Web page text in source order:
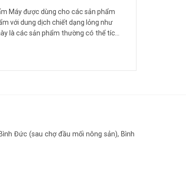
Máy được dùng cho các sản phẩm
với dung dịch chiết dạng lỏng như
là các sản phẩm thường có thể tích
Đức (sau chợ đầu mối nông sản), Bình